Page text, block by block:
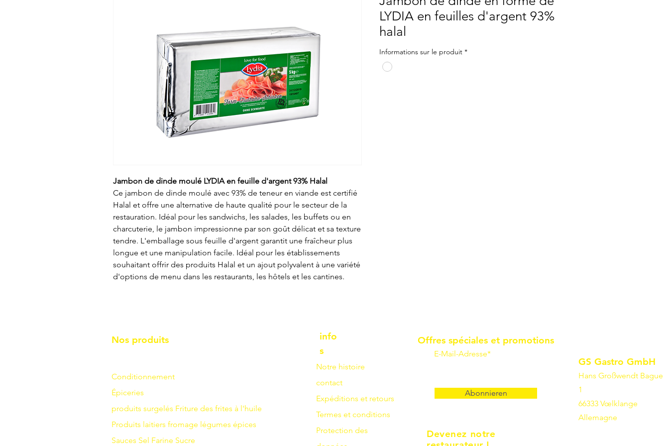
Jambon de dinde moulé LYDIA en feuille d'argent 93% Halal
Ce jambon de dinde moulé avec 93% de teneur en viande est certifié
Halal et offre une alternative de haute qualité pour le secteur de la
restauration. Idéal pour les sandwichs, les salades, les buffets ou en
charcuterie, le jambon impressionne par son goût délicat et sa texture
tendre. L'emballage sous feuille d'argent garantit une fraîcheur plus
longue et une manipulation facile. Idéal pour les établissements
souhaitant offrir des produits Halal et un ajout polyvalent à une variété
d'options de menu dans les restaurants, les hôtels et les cantines.
LYDIA en feuilles d'argent 93%
halal
Informations sur le produit *
Nos produits
Conditionnement
Épiceries
produits surgelés Friture des frites à l'huile
Produits laitiers fromage légumes épices
Sauces Sel Farine Sucre
info
s
Notre histoire
contact
Expéditions et retours
Termes et conditions
Protection des
Offres spéciales et promotions
E-Mail-Adresse*
Abonnieren
Devenez notre
GS Gastro GmbH
Hans Großwendt Bague
1
66333 Vœlklange
Allemagne